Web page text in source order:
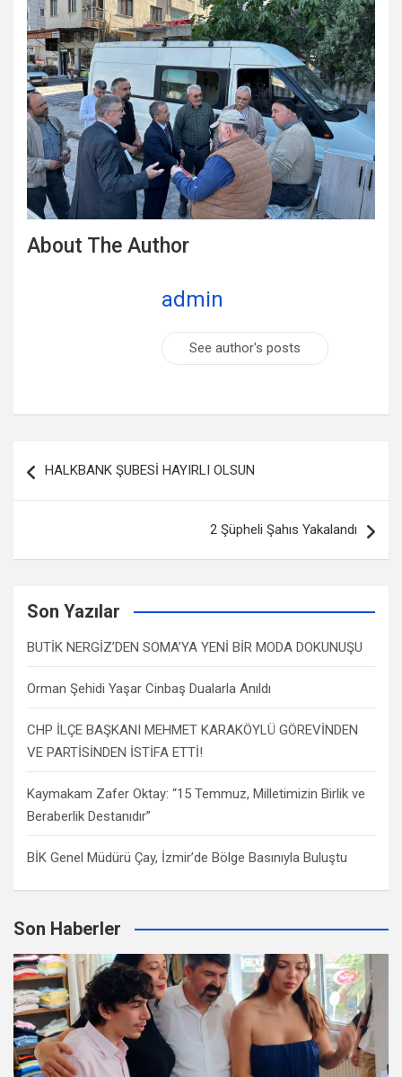
About The Author
admin
See author's posts
dolaşımı
HALKBANK ŞUBESİ HAYIRLI OLSUN
2 Şüpheli Şahıs Yakalandı
Son Yazılar
BUTİK NERGİZ’DEN SOMA’YA YENİ BİR MODA DOKUNUŞU
Orman Şehidi Yaşar Cinbaş Dualarla Anıldı
CHP İLÇE BAŞKANI MEHMET KARAKÖYLÜ GÖREVİNDEN
VE PARTİSİNDEN İSTİFA ETTİ!
Kaymakam Zafer Oktay: “15 Temmuz, Milletimizin Birlik ve
Beraberlik Destanıdır”
BİK Genel Müdürü Çay, İzmir’de Bölge Basınıyla Buluştu
Son Haberler